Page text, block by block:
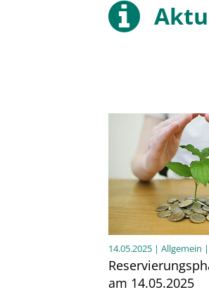
14.05.2025 | Allgemein
am 14.05.2025